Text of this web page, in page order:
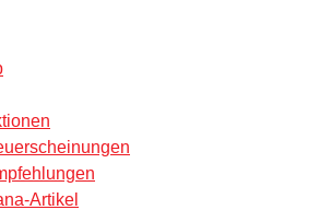
Artikel